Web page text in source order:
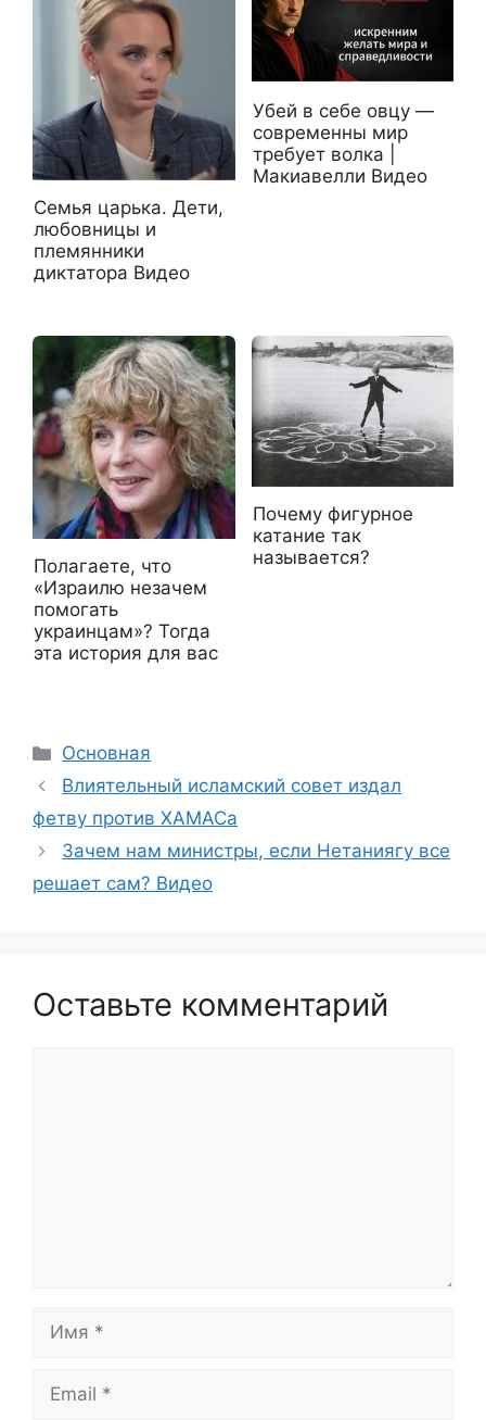
Семья царька. Дети,
любовницы и
племянники
диктатора Видео
Убей в себе овцу —
современны мир
требует волка |
Макиавелли Видео
Полагаете, что
«Израилю незачем
помогать
украинцам»? Тогда
эта история для вас
Почему фигурное
катание так
называется?
Рубрики
Основная
Влиятельный исламский совет издал
фетву против ХАМАСа
Зачем нам министры, если Нетаниягу все
решает сам? Видео
Оставьте комментарий
Имя
Email